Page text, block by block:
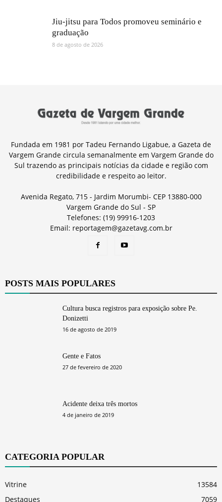
Jiu-jitsu para Todos promoveu seminário e
graduação
8 de agosto de 2026
Fundada em 1981 por Tadeu Fernando Ligabue, a Gazeta de
Vargem Grande circula semanalmente em Vargem Grande do
Sul trazendo as principais notícias da cidade e região com
credibilidade e respeito ao leitor.
Avenida Regato, 715 - Jardim Morumbi- CEP 13880-000
Vargem Grande do Sul - SP
Telefones: (19) 99916-1203
Email: reportagem@gazetavg.com.br
POSTS MAIS POPULARES
Cultura busca registros para exposição sobre Pe.
Donizetti
16 de agosto de 2019
Gente e Fatos
27 de fevereiro de 2020
Acidente deixa três mortos
4 de janeiro de 2019
CATEGORIA POPULAR
Vitrine
13584
Destaques
7059